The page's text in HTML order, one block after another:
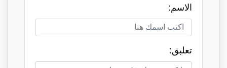
الاسم:
تعلبق: